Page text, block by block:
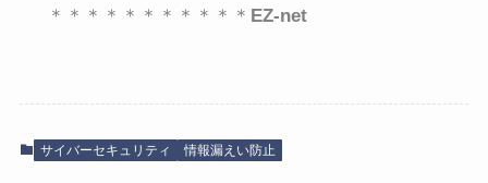
＊＊＊＊＊＊＊＊＊＊＊ EZ-net
サイバーセキュリティ 情報漏えい防止